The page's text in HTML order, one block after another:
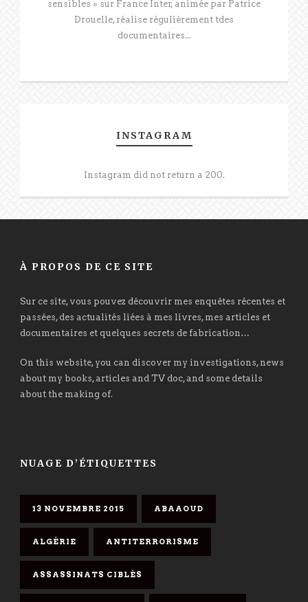
sensibles » sur France Inter, animée par Patrice
Drouelle, réalise régulièrement tdes
documentaires...
INSTAGRAM
Instagram did not return a 200.
À PROPOS DE CE SITE
Sur ce site, vous pouvez découvrir mes enquêtes récentes et
passées, des actualités liées à mes livres, mes articles et
documentaires et quelques secrets de fabrication…
On this website, you can discover my investigations, news
about my books, articles and TV doc, and some details
about the making of.
NUAGE D’ÉTIQUETTES
13 NOVEMBRE 2015 ABAAOUD
ALGÉRIE ANTITERRORISME
ASSASSINATS CIBLÉS